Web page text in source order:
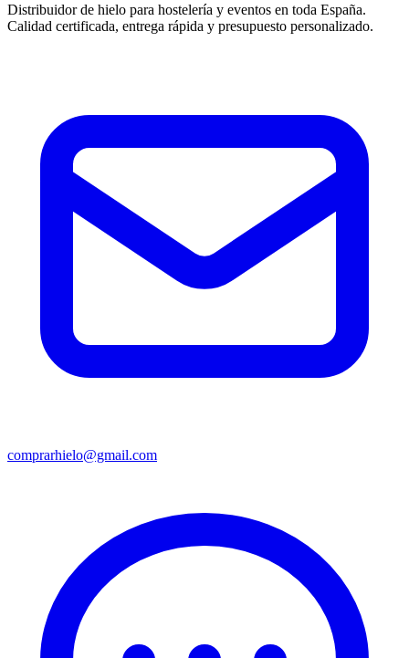
Distribuidor de hielo para hostelería y eventos en toda España.
Calidad certificada, entrega rápida y presupuesto personalizado.
comprarhielo@gmail.com